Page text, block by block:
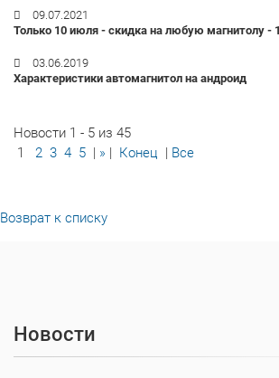
09.07.2021
Только 10 июля - скидка на любую магнитолу -
03.06.2019
Характеристики автомагнитол на андроид
Новости 1 - 5 из 45
1
2 3 4 5 | » | Конец | Все
Возврат к списку
Новости